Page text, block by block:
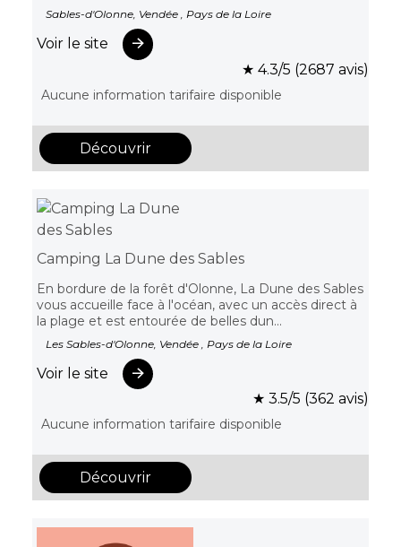
Sables-d'Olonne, Vendée , Pays de la Loire
Voir le site
★ 4.3/5 (2687 avis)
Aucune information tarifaire disponible
Découvrir
Camping La Dune des Sables
En bordure de la forêt d'Olonne, La Dune des Sables
vous accueille face à l'océan, avec un accès direct à
la plage et est entourée de belles dun...
Les Sables-d'Olonne, Vendée , Pays de la Loire
Voir le site
★ 3.5/5 (362 avis)
Aucune information tarifaire disponible
Découvrir